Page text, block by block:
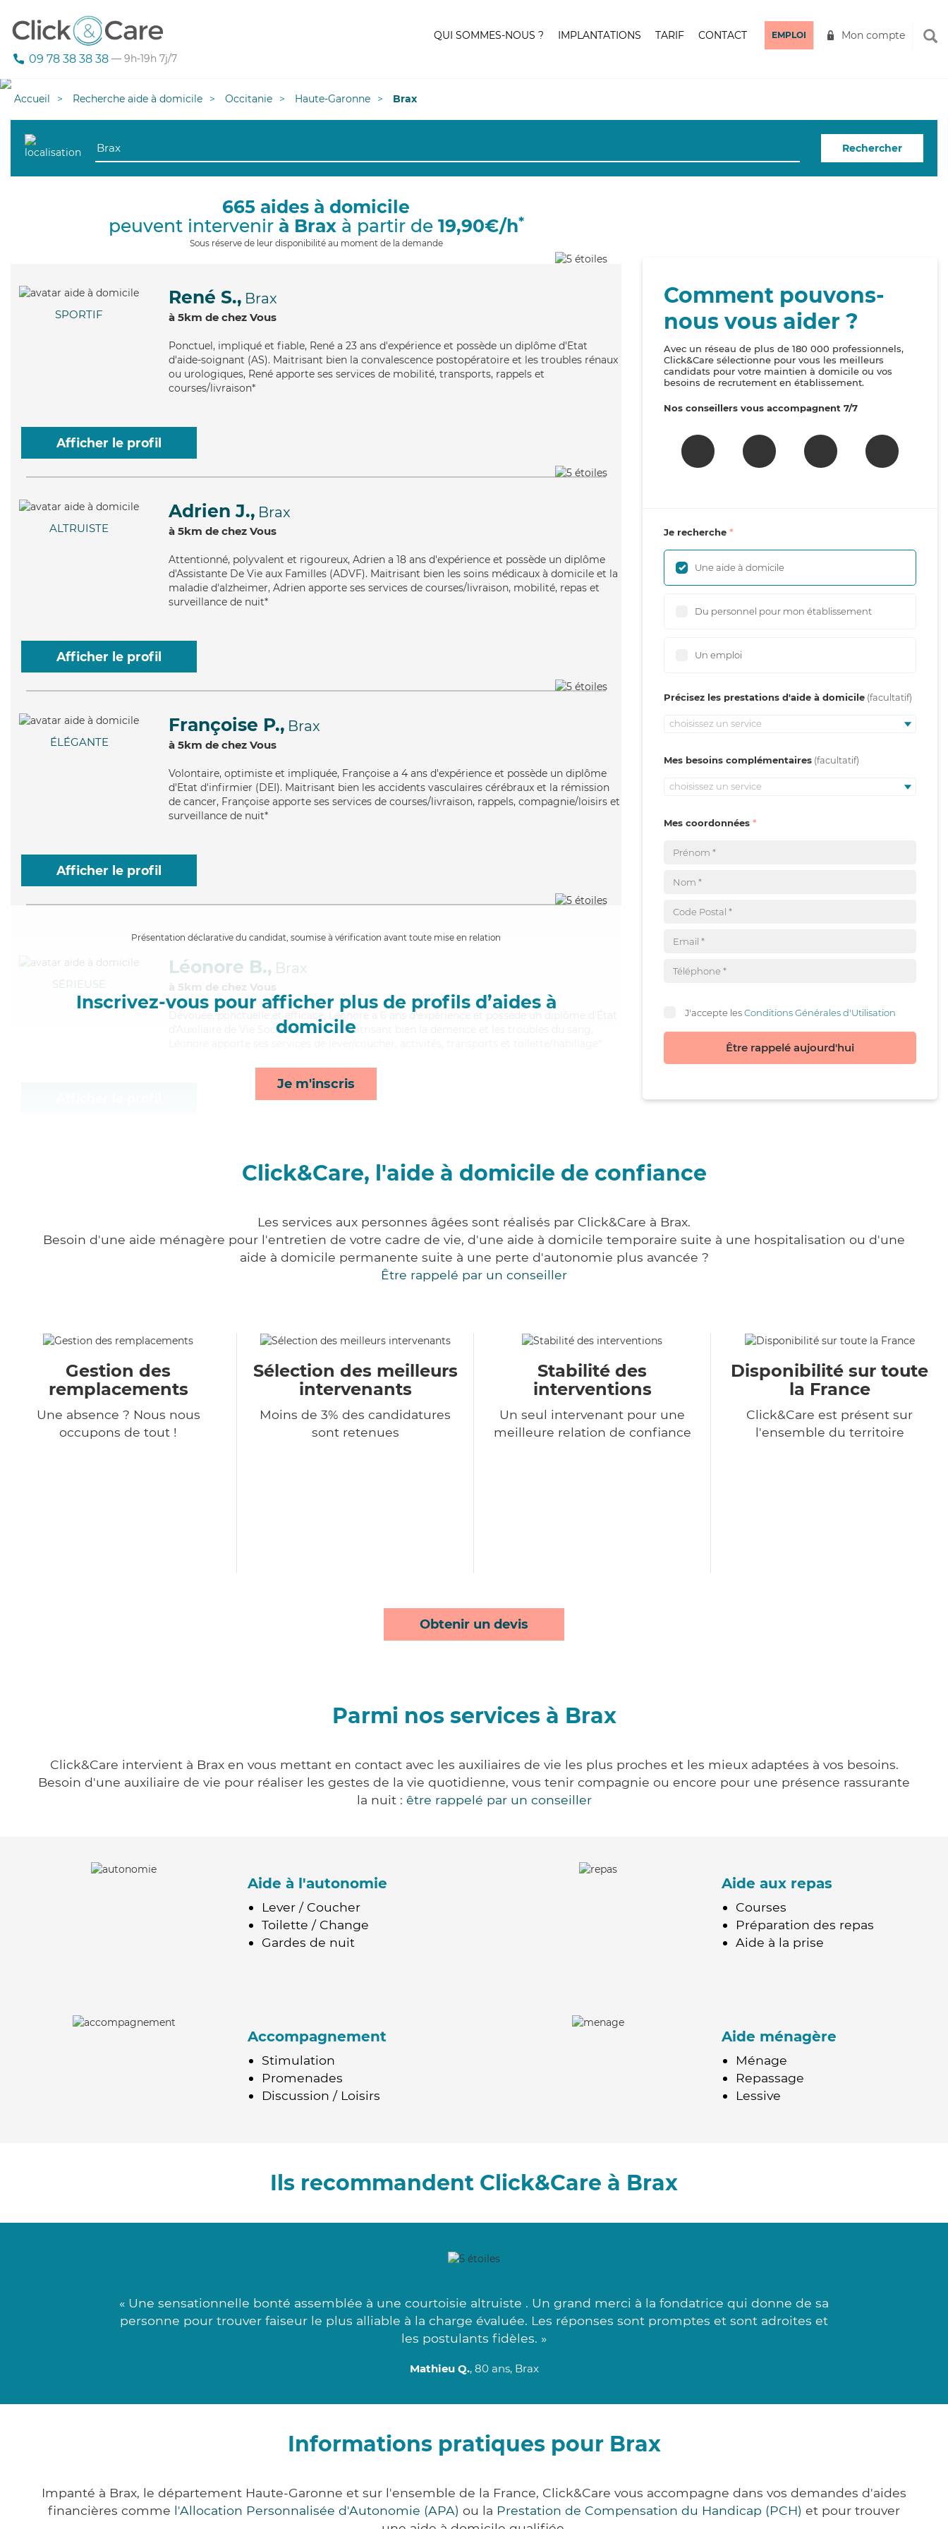
09 78 38 38 38 — 9h-19h 7j/7
QUI SOMMES-NOUS ? IMPLANTATIONS TARIF CONTACT EMPLOI Mon compte
Accueil Recherche aide à domicile Occitanie Haute-Garonne Brax
Rechercher
665 aides à domicile
peuvent intervenir à Braxà partir de 19,90€/h*
Sous réserve de leur disponibilité au moment de la demande
SPORTIF
René S., Brax
à 5km de chez Vous
Ponctuel, impliqué et fiable, René a 23 ans d'expérience et possède un diplôme d'Etat
d'aide-soignant (AS). Maitrisant bien la convalescence postopératoire et les troubles rénaux
ou urologiques, René apporte ses services de mobilité, transports, rappels et
courses/livraison*
Afficher le profil
ALTRUISTE
Adrien J., Brax
à 5km de chez Vous
Attentionné, polyvalent et rigoureux, Adrien a 18 ans d'expérience et possède un diplôme
d'Assistante De Vie aux Familles (ADVF). Maitrisant bien les soins médicaux à domicile et la
maladie d'alzheimer, Adrien apporte ses services de courses/livraison, mobilité, repas et
surveillance de nuit*
Afficher le profil
ÉLÉGANTE
Françoise P., Brax
à 5km de chez Vous
Volontaire, optimiste et impliquée, Françoise a 4 ans d'expérience et possède un diplôme
d'Etat d'infirmier (DEI). Maitrisant bien les accidents vasculaires cérébraux et la rémission
de cancer, Françoise apporte ses services de courses/livraison, rappels, compagnie/loisirs et
surveillance de nuit*
Afficher le profil
Présentation déclarative du candidat, soumise à vérification avant toute mise en relation
Inscrivez-vous pour afficher plus de profils d’aides à
domicile
Je m'inscris
SÉRIEUSE
Léonore B., Brax
à 5km de chez Vous
, ponctuelle et efficace, Léonore a 6 ans d'expérience et possède un diplôme d'État
d'Auxiliaire de Vie Sociale (DEAVS). Maitrisant bien la démence et les troubles du sang,
Comment pouvons-
nous vous aider ?
Avec un réseau de plus de 180 000 professionnels,
Click&Care sélectionne pour vous les meilleurs
candidats pour votre maintien à domicile ou vos
besoins de recrutement en établissement.
Nos conseillers vous accompagnent 7/7
Je recherche
Une aide à domicile
Du personnel pour mon établissement
Un emploi
Précisez les prestations d'aide à domicile
choisissez un service
Mes besoins complémentaires
choisissez un service
Mes coordonnées
J'accepte lesConditions Générales d'Utilisation
Être rappelé aujourd'hui
Click&Care, l'aide à domicile de confiance
Les services aux personnes âgées sont réalisés par Click&Care à Brax.
Besoin d'une aide ménagère pour l'entretien de votre cadre de vie, d'une aide à domicile temporaire suite à une hospitalisation ou d'une
aide à domicile permanente suite à une perte d'autonomie plus avancée ?
Être rappelé par un conseiller
Gestion des
remplacements
Une absence ? Nous nous
occupons de tout !
Sélection des meilleurs
intervenants
Moins de 3% des candidatures
sont retenues
Stabilité des
interventions
Un seul intervenant pour une
meilleure relation de confiance
Disponibilité sur toute
la France
Click&Care est présent sur
l'ensemble du territoire
Obtenir un devis
Parmi nos services à Brax
Click&Care intervient à Brax en vous mettant en contact avec les auxiliaires de vie les plus proches et les mieux adaptées à vos besoins.
Besoin d'une auxiliaire de vie pour réaliser les gestes de la vie quotidienne, vous tenir compagnie ou encore pour une présence rassurante
la nuit : être rappelé par un conseiller
Aide à l'autonomie
Lever / Coucher
Toilette / Change
Gardes de nuit
Aide aux repas
Courses
Préparation des repas
Aide à la prise
Accompagnement
Stimulation
Promenades
Discussion / Loisirs
Aide ménagère
Ménage
Repassage
Lessive
Ils recommandent Click&Care à Brax
« Une sensationnelle bonté assemblée à une courtoisie altruiste . Un grand merci à la fondatrice qui donne de sa
personne pour trouver faiseur le plus alliable à la charge évaluée. Les réponses sont promptes et sont adroites et
les postulants fidèles. »
Mathieu Q., 80 ans, Brax
Informations pratiques pour Brax
Impanté à Brax, le département Haute-Garonne et sur l'ensemble de la France, Click&Care vous accompagne dans vos demandes d'aides
financières comme l'Allocation Personnalisée d'Autonomie (APA) ou la Prestation de Compensation du Handicap (PCH) et pour trouver